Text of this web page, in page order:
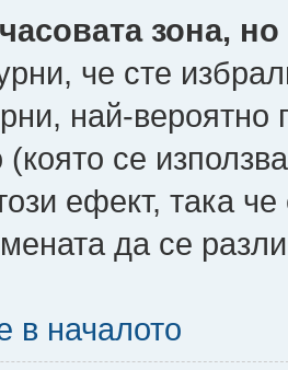
зона,
че сте
най-
(която се
ефект, така
да се
в началото